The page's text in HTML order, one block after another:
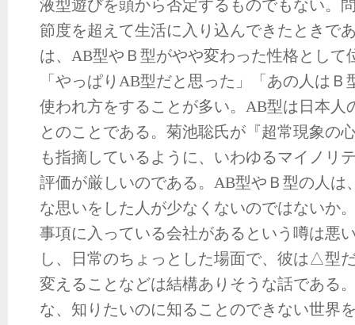
液型遊びを頭から否定するものでもない。
節度を超えて生活に入り込んできたときで
は、AB型やＢ型がやや変わった性格として
「やっぱりAB型だと思った」「あの人は
使われ方をすることが多い。AB型は日本人
とのことである。菊池聡氏が『超常現象の
も指摘しているように、いわゆるマイノリ
評価が厳しいのである。AB型やＢ型の人は
な思いをした人が少なくないのではないか
事項に入っている会社があるという噂は悪
し、日常のちょっとした場面で、彼は△型
変えることなどは結構ありそうな話である
な、知りたいのに知ることのできない世界